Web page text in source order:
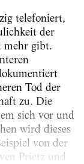
telefoniert,
der
mehr gibt.
Tod der
zu. Die
sich vor und
wird dieses
von der
Prietz und